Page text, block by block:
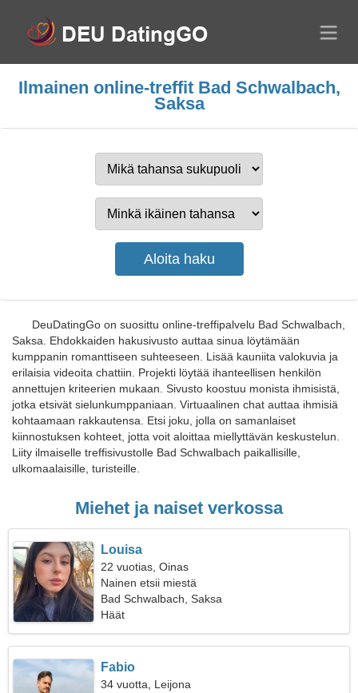
Ilmainen online-treffit Bad Schwalbach,
Saksa
DeuDatingGo on suosittu online-treffipalvelu Bad Schwalbach,
Saksa. Ehdokkaiden hakusivusto auttaa sinua löytämään
kumppanin romanttiseen suhteeseen. Lisää kauniita valokuvia ja
erilaisia videoita chattiin. Projekti löytää ihanteellisen henkilön
annettujen kriteerien mukaan. Sivusto koostuu monista ihmisistä,
jotka etsivät sielunkumppaniaan. Virtuaalinen chat auttaa ihmisiä
kohtaamaan rakkautensa. Etsi joku, jolla on samanlaiset
kiinnostuksen kohteet, jotta voit aloittaa miellyttävän keskustelun.
Liity ilmaiselle treffisivustolle Bad Schwalbach paikallisille,
ulkomaalaisille, turisteille.
Miehet ja naiset verkossa
Louisa
22 vuotias, Oinas
Nainen etsii miestä
Bad Schwalbach, Saksa
Häät
Fabio
34 vuotta, Leijona